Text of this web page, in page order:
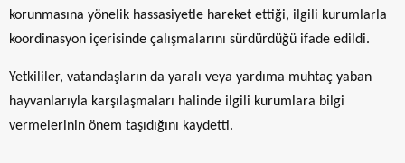
korunmasına yönelik hassasiyetle hareket ettiği, ilgili kurumlarla
koordinasyon içerisinde çalışmalarını sürdürdüğü ifade edildi.
Yetkililer, vatandaşların da yaralı veya yardıma muhtaç yaban
hayvanlarıyla karşılaşmaları halinde ilgili kurumlara bilgi
vermelerinin önem taşıdığını kaydetti.